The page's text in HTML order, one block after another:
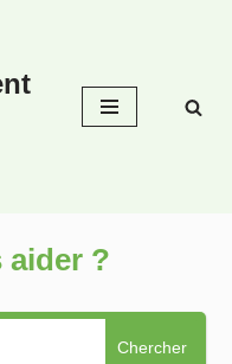
aider ?
Chercher